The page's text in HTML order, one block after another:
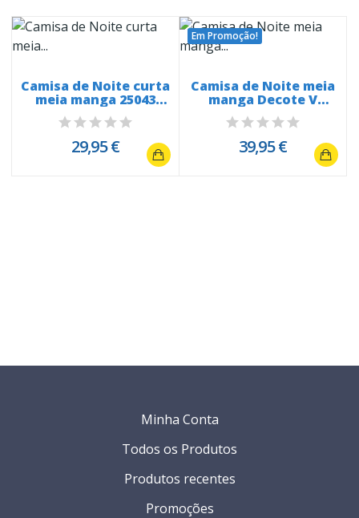
Camisa de Noite curta
meia manga 25043
renda no...
29,95 €
Em Promoção!
Camisa de Noite meia
manga Decote V
Rosas 4320
39,95 €
Minha Conta
Todos os Produtos
Produtos recentes
Promoções